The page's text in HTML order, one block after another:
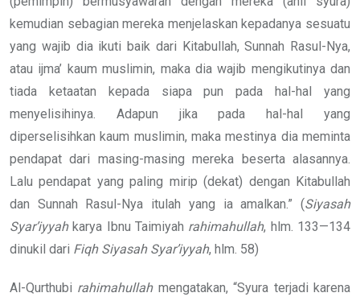
kemudian sebagian mereka menjelaskan kepadanya sesuatu
yang wajib dia ikuti baik dari Kitabullah, Sunnah Rasul-Nya,
atau ijma’ kaum muslimin, maka dia wajib mengikutinya dan
tiada ketaatan kepada siapa pun pada hal-hal yang
menyelisihinya. Adapun jika pada hal-hal yang
diperselisihkan kaum muslimin, maka mestinya dia meminta
pendapat dari masing-masing mereka beserta alasannya.
Lalu pendapat yang paling mirip (dekat) dengan Kitabullah
dan Sunnah Rasul-Nya itulah yang ia amalkan.” (Siyasah
Syar’iyyahkarya Ibnu Taimiyah rahimahullah, hlm. 133—134
dinukil dari Fiqh Siyasah Syar’iyyah, hlm. 58)
Al-Qurthubi rahimahullahmengatakan, “Syura terjadi karena